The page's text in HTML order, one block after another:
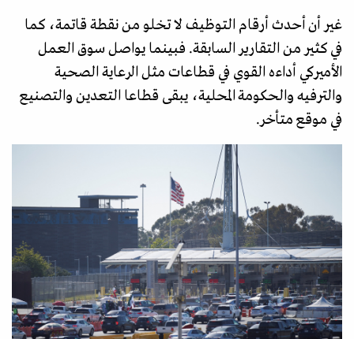
غير أن أحدث أرقام التوظيف لا تخلو من نقطة قاتمة، كما
في كثير من التقارير السابقة. فبينما يواصل سوق العمل
الأميركي أداءه القوي في قطاعات مثل الرعاية الصحية
والترفيه والحكومة المحلية، يبقى قطاعا التعدين والتصنيع
في موقع متأخر.